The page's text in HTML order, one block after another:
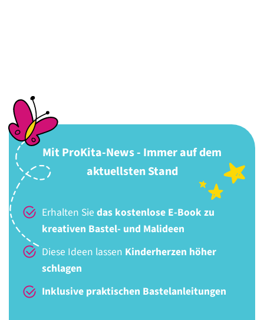
Mit ProKita-News - Immer auf dem
aktuellsten Stand
Erhalten Sie das kostenlose E-Book zu
kreativen Bastel- und Malideen
Diese Ideen lassen Kinderherzen höher
schlagen
Inklusive praktischen Bastelanleitungen